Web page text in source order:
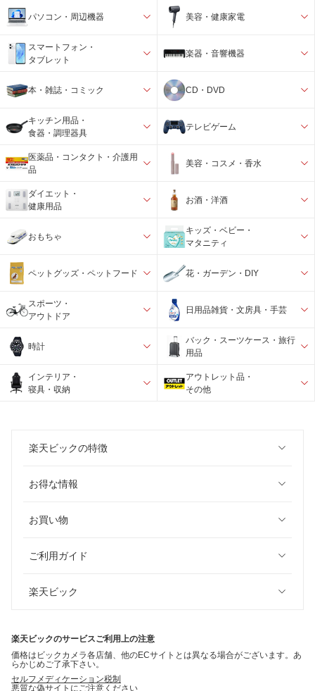
パソコン・周辺機器 美容・健康家電
スマートフォン・
タブレット
楽器・音響機器
本・雑誌・コミック CD・DVD
キッチン用品・
食器・調理器具
テレビゲーム
医薬品・コンタクト・介護用
品
美容・コスメ・香水
ダイエット・
健康用品
お酒・洋酒
おもちゃ
キッズ・ベビー・
マタニティ
ペットグッズ・ペットフード 花・ガーデン・DIY
スポーツ・
アウトドア
日用品雑貨・文房具・手芸
時計
バック・スーツケース・旅行
用品
インテリア・
寝具・収納
アウトレット品・
その他
楽天ビックの特徴
お得な情報
お買い物
ご利用ガイド
楽天ビック
楽天ビックのサービスご利用上の注意
価格はビックカメラ各店舗、他のECサイトとは異なる場合がございます。あ
らかじめご了承下さい。
セルフメディケーション税制
悪質な偽サイトにご注意ください